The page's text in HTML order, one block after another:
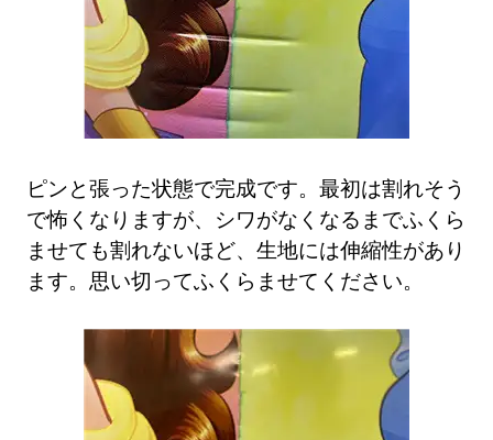
ピンと張った状態で完成です。最初は割れそう
で怖くなりますが、シワがなくなるまでふくら
ませても割れないほど、生地には伸縮性があり
ます。思い切ってふくらませてください。